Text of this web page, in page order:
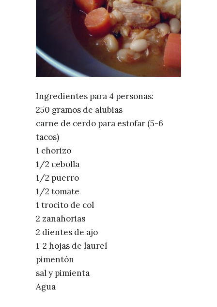
Ingredientes para 4 personas:
250 gramos de alubias
carne de cerdo para estofar (5-6
tacos)
1 chorizo
1/2 cebolla
1/2 puerro
1/2 tomate
1 trocito de col
2 zanahorias
2 dientes de ajo
1-2 hojas de laurel
pimentón
sal y pimienta
Agua